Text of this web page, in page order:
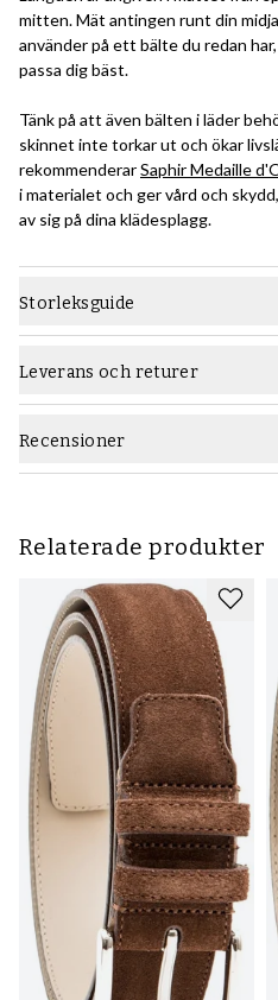
mitten. Mät antingen runt din
använder på ett bälte du redan
passa dig bäst.
Tänk på att även bälten i läder
skinnet inte torkar ut och ökar
rekommenderarSaphir Medaille
i materialet och ger vård och
av sig på dina klädesplagg.
Storleksguide
Leverans och returer
Recensioner
Relaterade produkter